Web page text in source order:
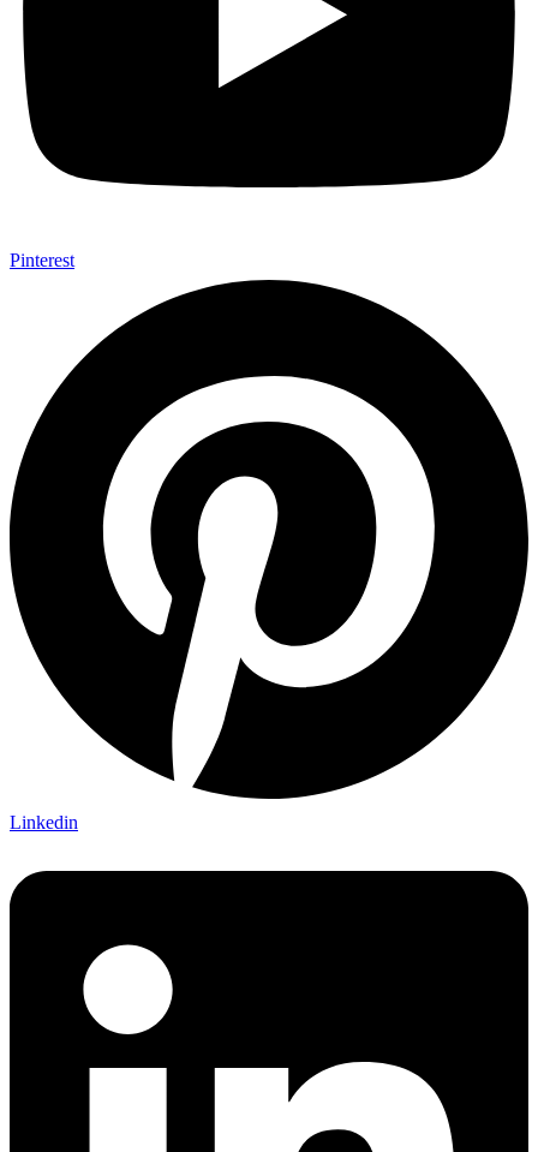
Pinterest
Linkedin